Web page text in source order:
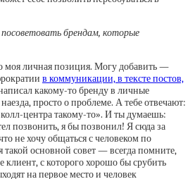
брендам, которые
моя личная позиция. Могу добавить —
в коммуникации, в тексте постов,
какому-то бренду в личные
просто о проблеме. А тебе отвечают:
центра такому-то». И ты думаешь:
позвонить, я бы позвонил! Я сюда за
не хочу общаться с человеком по
основной совет — всегда помните,
клиент, с которого хорошо бы срубить
на первое место и человек